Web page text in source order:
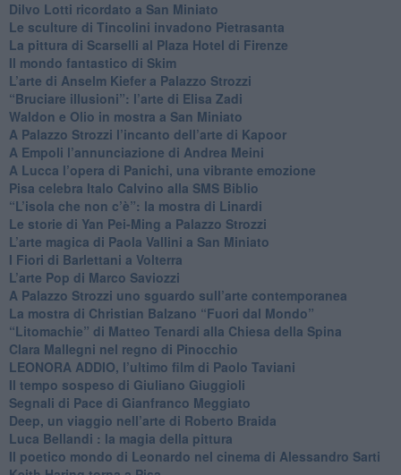
​Dilvo Lotti ricordato a San Miniato
​Le sculture di Tincolini invadono Pietrasanta
La pittura di Scarselli al Plaza Hotel di Firenze
​Il mondo fantastico di Skim
​L’arte di Anselm Kiefer a Palazzo Strozzi
​“Bruciare illusioni”: l’arte di Elisa Zadi
​Waldon e Olio in mostra a San Miniato
​A Palazzo Strozzi l’incanto dell’arte di Kapoor
​A Empoli l’annunciazione di Andrea Meini
A Lucca l’opera di Panichi, una vibrante emozione
Pisa celebra Italo Calvino alla SMS Biblio
“L’isola che non c’è”: la mostra di Linardi
​Le storie di Yan Pei-Ming a Palazzo Strozzi
​L’arte magica di Paola Vallini a San Miniato
​I Fiori di Barlettani a Volterra
​L’arte Pop di Marco Saviozzi
​A Palazzo Strozzi uno sguardo sull’arte contemporanea
La mostra di Christian Balzano “Fuori dal Mondo”
​“Litomachie” di Matteo Tenardi alla Chiesa della Spina
​Clara Mallegni nel regno di Pinocchio
​LEONORA ADDIO, l’ultimo film di Paolo Taviani
Il tempo sospeso di Giuliano Giuggioli
Segnali di Pace di Gianfranco Meggiato
​Deep, un viaggio nell’arte di Roberto Braida
​Luca Bellandi : la magia della pittura
​Il poetico mondo di Leonardo nel cinema di Alessandro Sarti